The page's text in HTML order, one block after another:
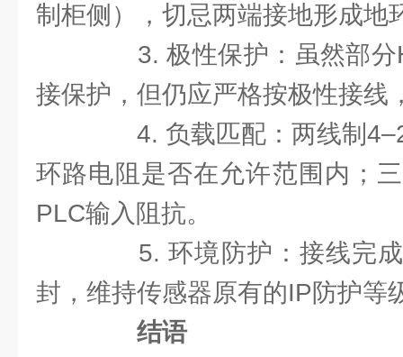
制柜侧），切忌两端接地形成地
3. 极性保护：虽然部分
接保护，但仍应严格按极性接线
4. 负载匹配：两线制
环路电阻是否在允许范围内；
PLC输入阻抗。
5. 环境防护：接线完成
封，维持传感器原有的IP防护等
结语